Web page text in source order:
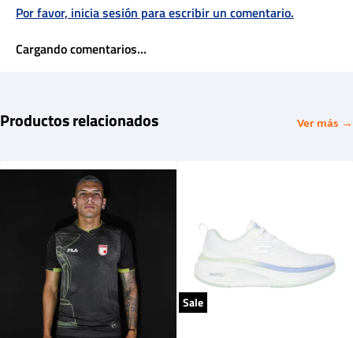
Por favor, inicia sesión para escribir un comentario.
Cargando comentarios…
Productos relacionados Ver más →
Sale